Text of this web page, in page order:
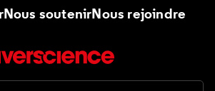
Nous soutenirNous rejoindre